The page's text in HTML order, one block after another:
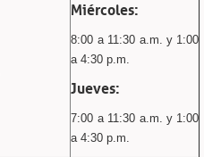
Miércoles:
8:00 a 11:30 a.m. y 1:00
a 4:30 p.m.
Jueves:
7:00 a 11:30 a.m. y 1:00
a 4:30 p.m.